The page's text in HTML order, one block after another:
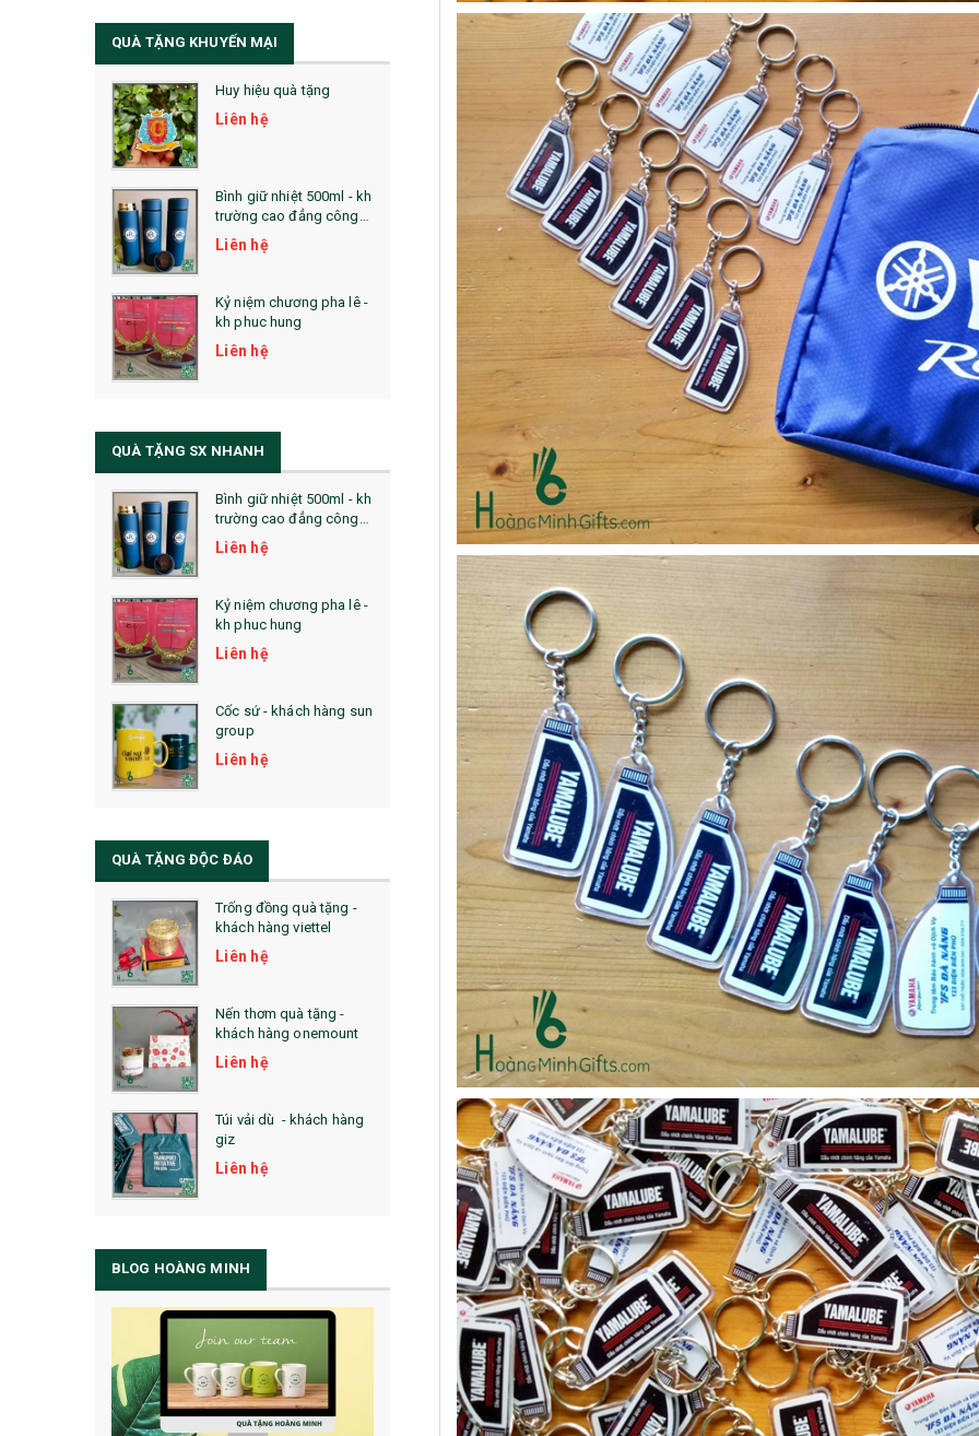
La Fonte
Sổ Sạc Đa Năng
Sổ Lò Xo
QUÀ TẶNG KHUYẾN MẠI
Huy hiệu quà tặng
Liên hệ
Bình giữ nhiệt 500ml - kh
trường cao đẳng công
nghệ bách khoa hà nội
Liên hệ
Kỷ niệm chương pha lê -
kh phuc hung
Liên hệ
Cốc sứ - khách hàng sun
group
Liên hệ
Pin sạc dự phòng hoco
j82 10.000mah - khách
hàng nam thắng
Liên hệ
Ô gấp 3 bán tự động -
kh viags
Liên hệ
Bình thủy tinh lọc trà -
khách hàng div
Liên hệ
Bình nước thủy tinh có
dây xách
Liên hệ
Cốc giữ nhiệt 500ml
Liên hệ
QUÀ TẶNG SX NHANH
Bình giữ nhiệt 500ml - kh
trường cao đẳng công
nghệ bách khoa hà nội
Liên hệ
Kỷ niệm chương pha lê -
kh phuc hung
Liên hệ
Cốc sứ - khách hàng sun
group
Liên hệ
Bộ sổ bút cao cấp -
khách hàng evs
Liên hệ
Pin sạc dự phòng hoco
j82 10.000mah - khách
hàng nam thắng
Liên hệ
Bình nước thủy tinh có
dây xách
Liên hệ
Cốc giữ nhiệt 500ml
Liên hệ
Pin sạc dự phòng hoco
j82 10.000mah - khách
hàng synnex fpt
Liên hệ
Hộp namecard kim loại
khắc logo
Liên hệ
QUÀ TẶNG ĐỘC ĐÁO
Trống đồng quà tặng -
khách hàng viettel
Liên hệ
Nến thơm quà tặng -
khách hàng onemount
Liên hệ
Túi vải dù - khách hàng
giz
Liên hệ
Hộp da cao cấp đựng
rượu
Liên hệ
Mũ bảo hộ hàn quốc
sseda - onehousing
Liên hệ
Vòng đeo tay cao su in
logo - khách hàng sun
Liên hệ
Loa bluetooth
soundcore ace a1 a3151
- kh cmc corporation
Liên hệ
Loa bluetooth kimiso
bs02 - kh vicem
Liên hệ
Móc khóa mica dẻo -
khách hàng viện quản trị
kinh doanh
Liên hệ
BLOG HOÀNG MINH